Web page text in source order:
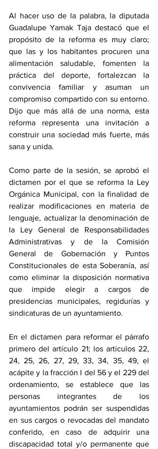
Al hacer uso de la palabra, la diputada
Guadalupe Yamak Taja destacó que el
propósito de la reforma es muy claro;
que las y los habitantes procuren una
alimentación saludable, fomenten la
práctica del deporte, fortalezcan la
convivencia familiar y asuman un
compromiso compartido con su entorno.
Dijo que más allá de una norma, esta
reforma representa una invitación a
construir una sociedad más fuerte, más
sana y unida.
Como parte de la sesión, se aprobó el
dictamen por el que se reforma la Ley
Orgánica Municipal, con la finalidad de
realizar modificaciones en materia de
lenguaje, actualizar la denominación de
la Ley General de Responsabilidades
Administrativas y de la Comisión
General de Gobernación y Puntos
Constitucionales de esta Soberanía, así
como eliminar la disposición normativa
que impide elegir a cargos de
presidencias municipales, regidurías y
sindicaturas de un ayuntamiento.
En el dictamen para reformar el párrafo
primero del artículo 21; los artículos 22,
24, 25, 26, 27, 29, 33, 34, 35, 49, el
acápite y la fracción I del 56 y el 229 del
ordenamiento, se establece que las
personas integrantes de los
ayuntamientos podrán ser suspendidas
en sus cargos o revocadas del mandato
conferido, en caso de adquirir una
discapacidad total y/o permanente que